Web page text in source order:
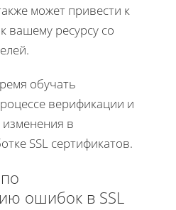
может привести к
вашему ресурсу со
обучать
верификации и
изменения в
SSL сертификатов.
ошибок в SSL